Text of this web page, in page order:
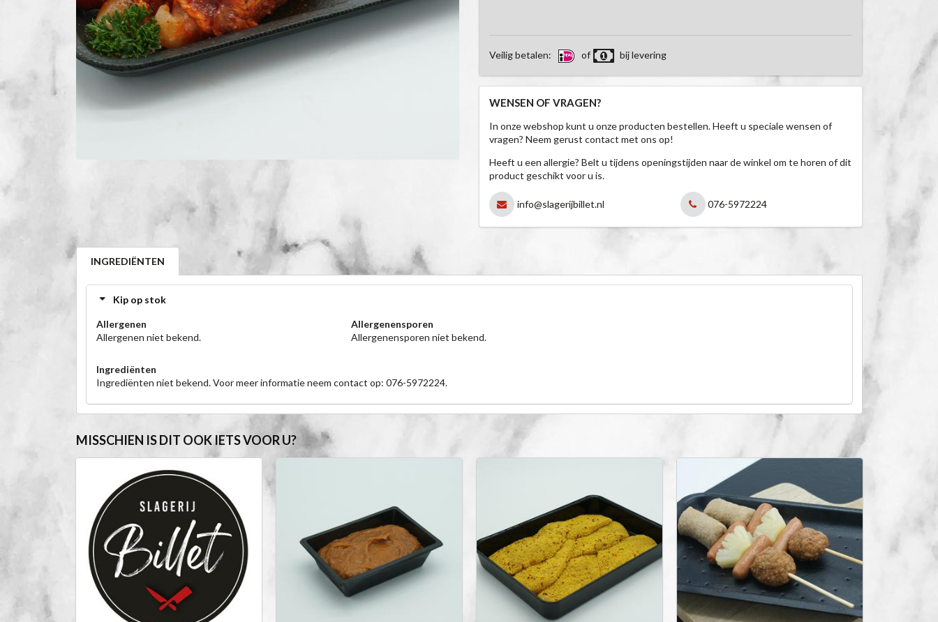
Veilig betalen: of bij levering
WENSEN OF VRAGEN?
In onze webshop kunt u onze producten bestellen. Heeft u speciale wensen of
vragen? Neem gerust contact met ons op!
Heeft u een allergie? Belt u tijdens openingstijden naar de winkel om te horen of dit
product geschikt voor u is.
info@slagerijbillet.nl 076-5972224
INGREDIËNTEN
Kip op stok
Allergenen
Allergenen niet bekend.
Allergenensporen
Allergenensporen niet bekend.
Ingrediënten
Ingrediënten niet bekend. Voor meer informatie neem contact op: 076-5972224.
MISSCHIEN IS DIT OOK IETS VOOR U?